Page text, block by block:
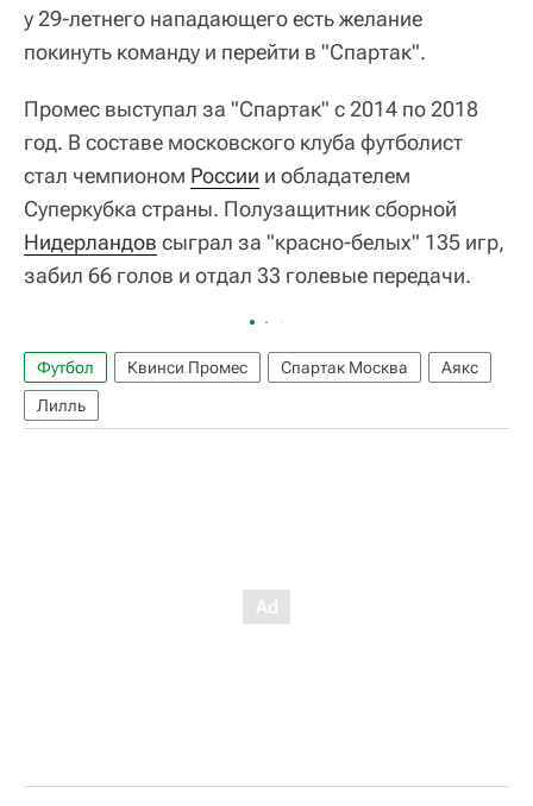
у 29-летнего нападающего есть желание
покинуть команду и перейти в "Спартак".
Промес выступал за "Спартак" с 2014 по 2018
год. В составе московского клуба футболист
стал чемпионом России и обладателем
Суперкубка страны. Полузащитник сборной
Нидерландов сыграл за "красно-белых" 135 игр,
забил 66 голов и отдал 33 голевые передачи.
Футбол Квинси Промес Спартак Москва
Аякс
Лилль